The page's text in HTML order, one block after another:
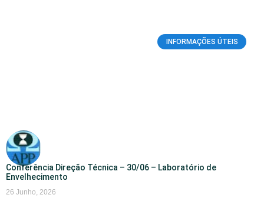
INFORMAÇÕES ÚTEIS
Conferência Direção Técnica – 30/06 – Laboratório de
Envelhecimento
26 Junho, 2026